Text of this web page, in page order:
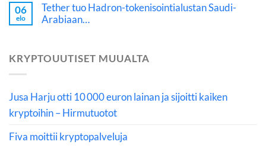
06
elo
Tether tuo Hadron-tokenisointialustan Saudi-
Arabiaan…
KRYPTOUUTISET MUUALTA
Jusa Harju otti 10 000 euron lainan ja sijoitti kaiken
kryptoihin – Hirmutuotot
Fiva moittii kryptopalveluja